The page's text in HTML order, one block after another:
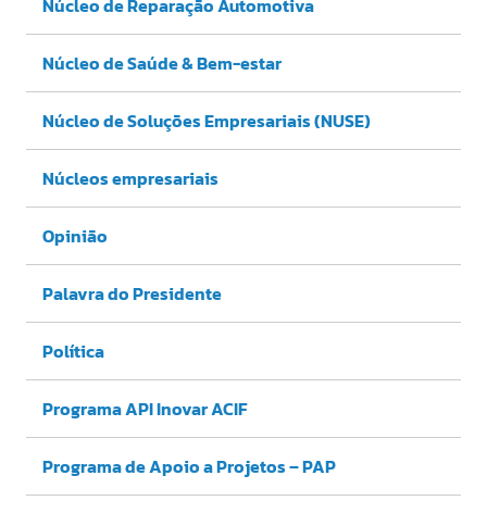
Núcleo de Reparação Automotiva
Núcleo de Saúde & Bem-estar
Núcleo de Soluções Empresariais (NUSE)
Núcleos empresariais
Opinião
Palavra do Presidente
Política
Programa API Inovar ACIF
Programa de Apoio a Projetos – PAP